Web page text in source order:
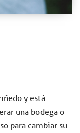
y está
una bodega o
para cambiar su